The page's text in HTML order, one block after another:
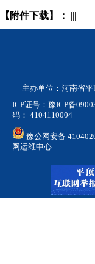
【附件下载】： |||
主办单位：河南省
ICP证号：豫ICP备
码： 4104110004
豫公网安备
网运维中心